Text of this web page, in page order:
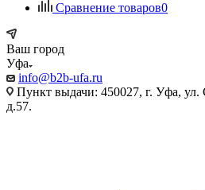
Сравнение товаров0
Ваш город
Уфа
info@b2b-ufa.ru
Пункт выдачи: 450027, г. Уфа, ул.
д.57.